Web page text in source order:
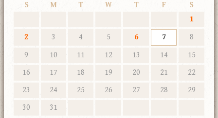
S M T W T F
S
1
2
3 4 5 6 7
8
9
10 11 12 13 14
15
16
17 18 19 20 21
22
23
24 25 26 27 28
29
30
31